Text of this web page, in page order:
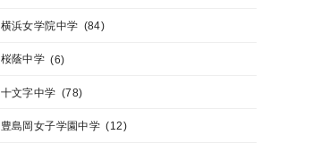
横浜女学院中学 (84)
桜蔭中学 (6)
十文字中学 (78)
豊島岡女子学園中学 (12)